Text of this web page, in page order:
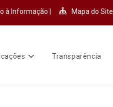
à Informação | Mapa do Site |
Transparência